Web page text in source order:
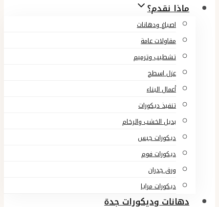
ماذا نقدم؟
اصباغ ودهانات
مقاولات عامة
تشطيب وترميم
عزل اسطح
أعمال البناء
تنفيذ ديكورات
بديل الخشب والرخام
ديكورات جبس
ديكورات فوم
ورق جدران
ديكورات مرايا
دهانات وديكورات جدة